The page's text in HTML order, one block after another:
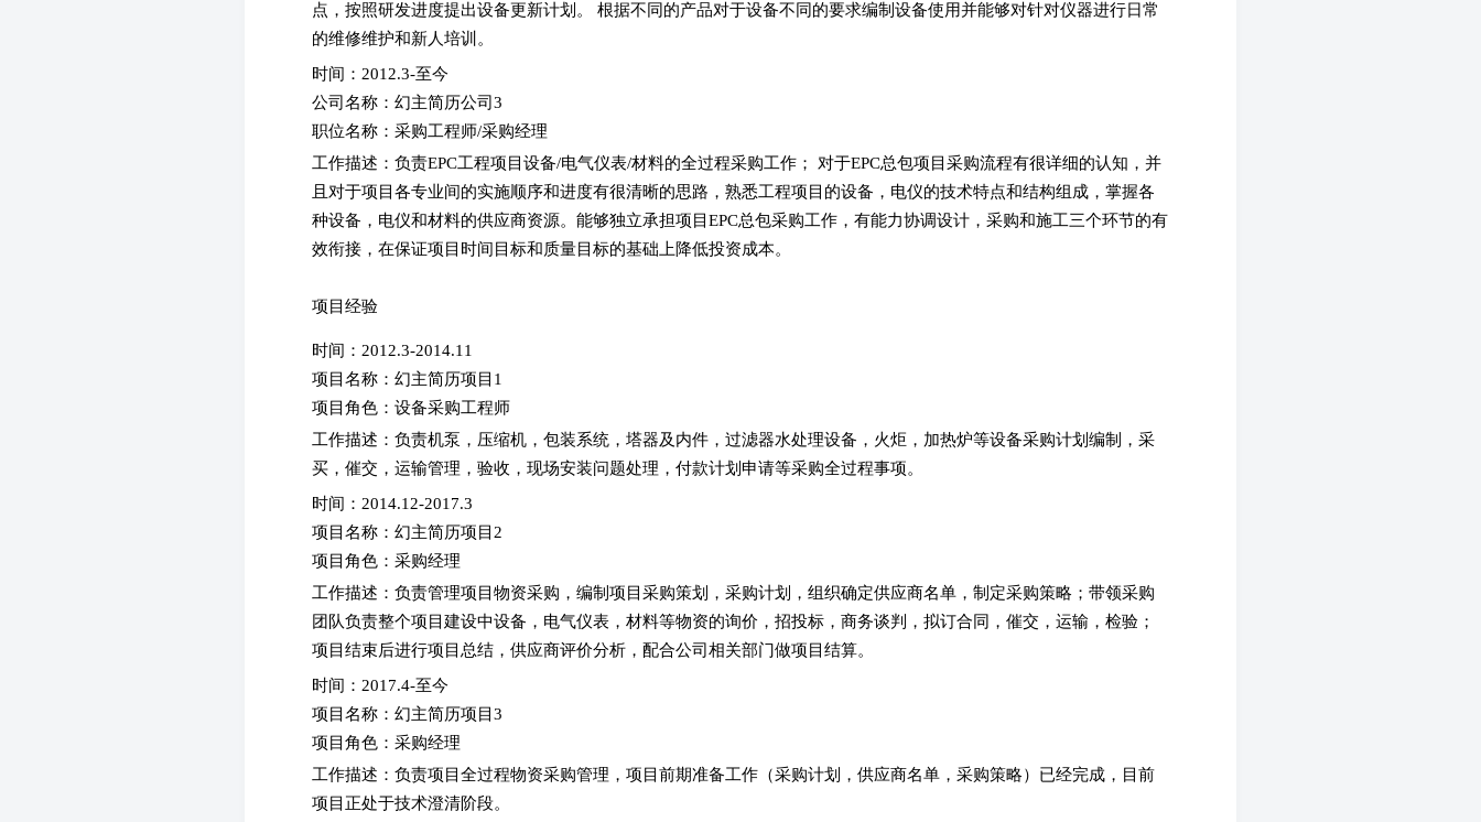
点，按照研发进度提出设备更新计划。 根据不同的产品对于设备不同的要求编制设备使用并能够对针对仪器进行日常
的维修维护和新人培训。
时间：2012.3-至今
公司名称：幻主简历公司3
职位名称：采购工程师/采购经理
工作描述： 负责EPC工程项目设备/电气仪表/材料的全过程采购工作； 对于EPC总包项目采购流程有很详细的认知，并
且对于项目各专业间的实施顺序和进度有很清晰的思路，熟悉工程项目的设备，电仪的技术特点和结构组成，掌握各
种设备，电仪和材料的供应商资源。能够独立承担项目EPC总包采购工作，有能力协调设计，采购和施工三个环节的有
效衔接，在保证项目时间目标和质量目标的基础上降低投资成本。
项目经验
时间：2012.3-2014.11
项目名称：幻主简历项目1
项目角色：设备采购工程师
工作描述： 负责机泵，压缩机，包装系统，塔器及内件，过滤器水处理设备，火炬，加热炉等设备采购计划编制，采
买，催交，运输管理，验收，现场安装问题处理，付款计划申请等采购全过程事项。
时间：2014.12-2017.3
项目名称：幻主简历项目2
项目角色：采购经理
工作描述： 负责管理项目物资采购，编制项目采购策划，采购计划，组织确定供应商名单，制定采购策略；带领采购
团队负责整个项目建设中设备，电气仪表，材料等物资的询价，招投标，商务谈判，拟订合同，催交，运输，检验；
项目结束后进行项目总结，供应商评价分析，配合公司相关部门做项目结算。
时间：2017.4-至今
项目名称：幻主简历项目3
项目角色：采购经理
工作描述： 负责项目全过程物资采购管理，项目前期准备工作（采购计划，供应商名单，采购策略）已经完成，目前
项目正处于技术澄清阶段。